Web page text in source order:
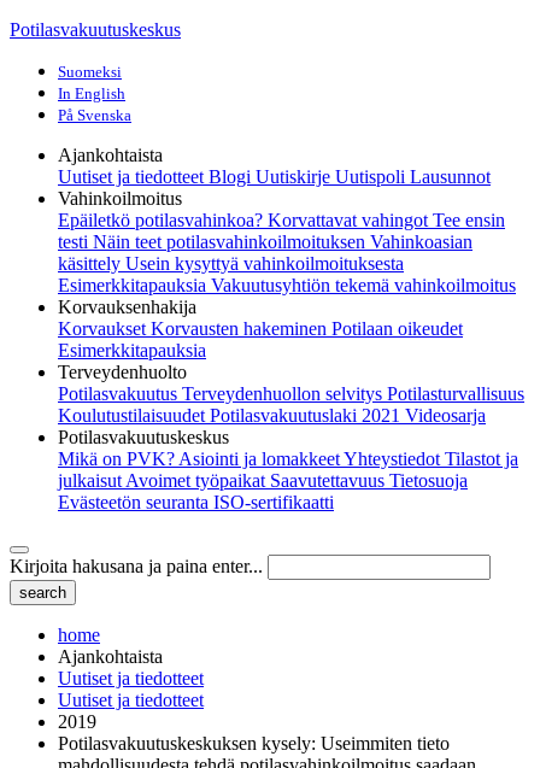
Potilasvakuutuskeskus
Suomeksi
In English
På Svenska
Ajankohtaista
Uutiset ja tiedotteet Blogi Uutiskirje Uutispoli Lausunnot
Vahinkoilmoitus
Epäiletkö potilasvahinkoa? Korvattavat vahingot Tee ensin
testi Näin teet potilasvahinkoilmoituksen Vahinkoasian
käsittely Usein kysyttyä vahinkoilmoituksesta
Esimerkkitapauksia Vakuutusyhtiön tekemä vahinkoilmoitus
Korvauksenhakija
Korvaukset Korvausten hakeminen Potilaan oikeudet
Esimerkkitapauksia
Terveydenhuolto
Potilasvakuutus Terveydenhuollon selvitys Potilasturvallisuus
Koulutustilaisuudet Potilasvakuutuslaki 2021 Videosarja
Potilasvakuutuskeskus
Mikä on PVK? Asiointi ja lomakkeetYhteystiedot Tilastot ja
julkaisut Avoimet työpaikat Saavutettavuus Tietosuoja
Evästeetön seuranta ISO-sertifikaatti
Kirjoita hakusana ja paina enter...
home
Ajankohtaista
Uutiset ja tiedotteet
Uutiset ja tiedotteet
2019
Potilasvakuutuskeskuksen kysely: Useimmiten tieto